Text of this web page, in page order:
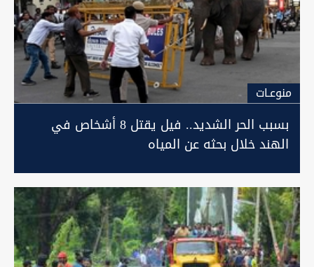
منوعـات
بسبب الحر الشديد.. فيل يقتل 8 أشخاص في
الهند خلال بحثه عن المياه